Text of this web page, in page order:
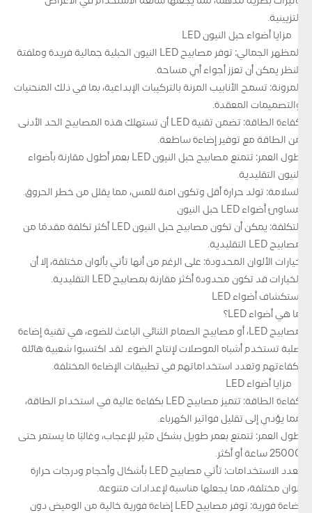
التزيينية.
مزايا أضواء حبل النيون LED
المظهر الجمالي: توفر مصابيح LED النيون الحبلية جمالية فريدة وملفتة
للنظر يمكن أن تعزز أجواء أي مساحة.
المرونة: تسمح الأنابيب المرنة بالتركيبات الإبداعية، بما في ذلك المنحنيات
والتصميمات المعقدة.
كفاءة الطاقة: تضمن تقنية LED أن تستهلك هذه المصابيح الحد الأدنى
من الطاقة مع توفير إضاءة ساطعة.
طول العمر: تتمتع مصابيح حبل النيون LED بعمر أطول مقارنة بأضواء
النيون التقليدية.
السلامة: تولد حرارة أقل وتكون آمنة للمس، مما يقلل من خطر الحروق.
مساوئ أضواء LED حبل النيون
التكلفة: يمكن أن تكون مصابيح حبل النيون LED أكثر تكلفة مقدمًا من
مصابيح LED التقليدية.
خيارات الألوان المحدودة: على الرغم من أنها تأتي بألوان مختلفة، إلا أن
الخيارات قد تكون محدودة أكثر مقارنة بمصابيح LED التقليدية.
استكشاف أضواء LED
ما هي أضواء LED؟
مصابيح LED، أو مصابيح الصمام الثنائي الباعث للضوء، هي تقنية إضاءة
صلبة تستخدم أشباه الموصلات لإنتاج الضوء. لقد اكتسبوا شعبية هائلة
لكفاءتهم وتعدد استخداماتهم في تطبيقات الإضاءة المختلفة.
مزايا أضواء LED
كفاءة الطاقة: تتميز مصابيح LED بكفاءة عالية في استخدام الطاقة،
مما يؤدي إلى تقليل فواتير الكهرباء.
طول العمر: تتمتع بعمر طويل بشكل مثير للإعجاب، وغالبًا ما يستمر حتى
25000 ساعة أو أكثر.
تعدد الاستخدامات: تأتي مصابيح LED بأشكال وأحجام ودرجات حرارة
ألوان مختلفة، مما يجعلها مناسبة لإعدادات متنوعة.
إضاءة فورية: توفر مصابيح LED إضاءة فورية خالية من الوميض دون